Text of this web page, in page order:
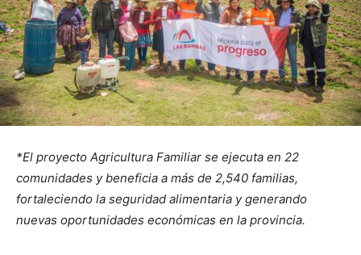
*El proyecto Agricultura Familiar se ejecuta en 22
comunidades y beneficia a más de 2,540 familias,
fortaleciendo la seguridad alimentaria y generando
nuevas oportunidades económicas en la provincia.